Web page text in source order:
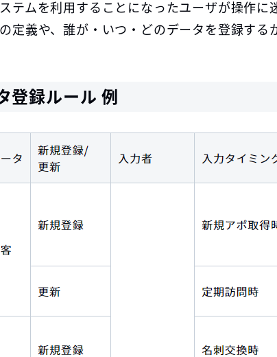
テムを利用することになったユーザが操作に
定義や、誰が・いつ・どのデータを登録する
登録ルール 例